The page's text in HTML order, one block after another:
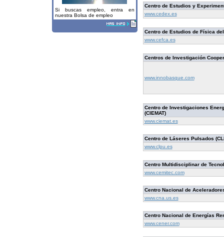
Si buscas empleo, entra en
nuestra Bolsa de empleo
Centro de Estudios y
www.cedex.es
Centro de Estudios de Física
www.cefca.es
Centros de Investigación
www.innobasque.com
Centro de Investigaciones
(CIEMAT)
www.ciemat.es
Centro de Láseres Pulsados
www.clpu.es
Centro Multidisciplinar de
www.cemitec.com
Centro Nacional de
www.cna.us.es
Centro Nacional de Energías
www.cener.com